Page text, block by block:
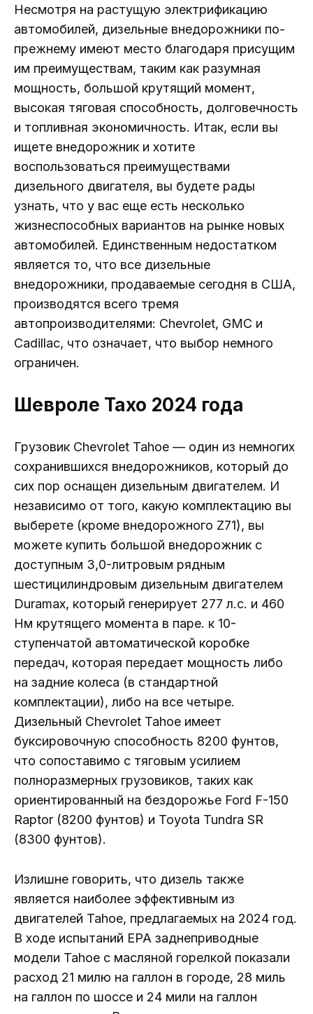
Несмотря на растущую электрификацию
автомобилей, дизельные внедорожники по-
прежнему имеют место благодаря присущим
им преимуществам, таким как разумная
мощность, большой крутящий момент,
высокая тяговая способность, долговечность
и топливная экономичность. Итак, если вы
ищете внедорожник и хотите
воспользоваться преимуществами
дизельного двигателя, вы будете рады
узнать, что у вас еще есть несколько
жизнеспособных вариантов на рынке новых
автомобилей. Единственным недостатком
является то, что все дизельные
внедорожники, продаваемые сегодня в США,
производятся всего тремя
автопроизводителями: Chevrolet, GMC и
Cadillac, что означает, что выбор немного
ограничен.
Шевроле Тахо 2024 года
Грузовик Chevrolet Tahoe — один из немногих
сохранившихся внедорожников, который до
сих пор оснащен дизельным двигателем. И
независимо от того, какую комплектацию вы
выберете (кроме внедорожного Z71), вы
можете купить большой внедорожник с
доступным 3,0-литровым рядным
шестицилиндровым дизельным двигателем
Duramax, который генерирует 277 л.с. и 460
Нм крутящего момента в паре. к 10-
ступенчатой ​​автоматической коробке
передач, которая передает мощность либо
на задние колеса (в стандартной
комплектации), либо на все четыре.
Дизельный Chevrolet Tahoe имеет
буксировочную способность 8200 фунтов,
что сопоставимо с тяговым усилием
полноразмерных грузовиков, таких как
ориентированный на бездорожье Ford F-150
Raptor (8200 фунтов) и Toyota Tundra SR
(8300 фунтов).
Излишне говорить, что дизель также
является наиболее эффективным из
двигателей Tahoe, предлагаемых на 2024 год.
В ходе испытаний EPA заднеприводные
модели Tahoe с масляной горелкой показали
расход 21 милю на галлон в городе, 28 миль
на галлон по шоссе и 24 мили на галлон